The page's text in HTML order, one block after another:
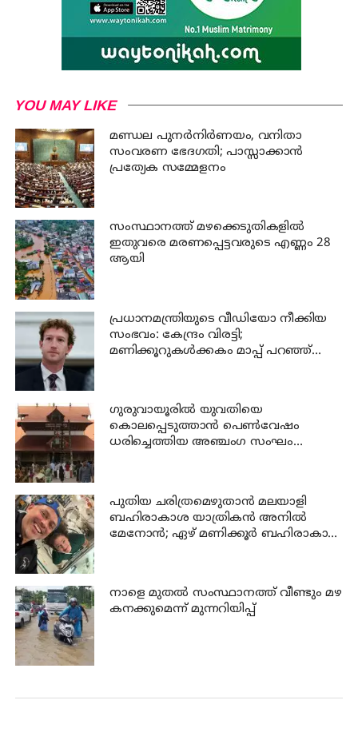
YOU MAY LIKE
മണ്ഡല പുനർനിർണയം, വനിതാ
സംവരണ ഭേദഗതി; പാസ്സാക്കാൻ
പ്രത്യേക സമ്മേളനം
സംസ്ഥാനത്ത് മഴക്കെടുതികളില്‍
ഇതുവരെ മരണപ്പെട്ടവരുടെ എണ്ണം 28
ആയി
പ്രധാനമന്ത്രിയുടെ വീഡിയോ നീക്കിയ
സംഭവം: കേന്ദ്രം വിരട്ടി;
മണിക്കൂറുകൾക്കകം മാപ്പ് പറഞ്ഞ്
ഗുരുവായൂരില്‍ യുവതിയെ
കൊലപ്പെടുത്താന്‍ പെണ്‍വേഷം
ധരിച്ചെത്തിയ അഞ്ചംഗ സംഘം
പുതിയ ചരിത്രമെഴുതാൻ മലയാളി
ബഹിരാകാശ യാത്രികൻ അനിൽ
മേനോൻ; ഏഴ് മണിക്കൂർ ബഹിരാകാശ
നാളെ മുതല്‍ സംസ്ഥാനത്ത് വീണ്ടും മഴ
കനക്കുമെന്ന് മുന്നറിയിപ്പ്